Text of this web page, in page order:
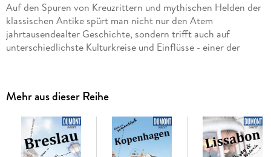
Auf den Spuren von Kreuzrittern und mythischen Helden der
klassischen Antike spürt man nicht nur den Atem
jahrtausendealter Geschichte, sondern trifft auch auf
unterschiedlichste Kulturkreise und Einflüsse - einer der
In 15 »Direkt-Kapiteln« führen die Autoren die Besucher
direkt zu den Highlights im östlichen Mittelmeer und helfen,
eine erlebnisreiche Kreuzfahrt zu gestalten: im Teatro Greco
auf dem Berg Taormina; einstige weströmische Hauptstadt
Ravenna; Piazza San Marco (Markusplatz); Palast des
Mehr aus dieser Reihe